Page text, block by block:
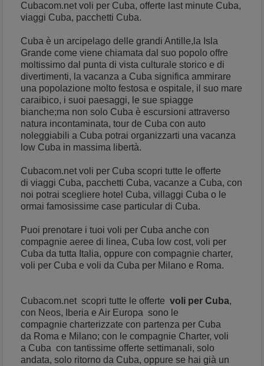
Cubacom.net voli per Cuba, offerte last minute Cuba,
viaggi Cuba, pacchetti Cuba.
Cuba è un arcipelago delle grandi Antille,la Isla
Grande come viene chiamata dal suo popolo offre
moltissimo dal punta di vista culturale storico e di
divertimenti, la vacanza a Cuba significa ammirare
una popolazione molto festosa e ospitale, il suo mare
caraibico, i suoi paesaggi, le sue spiagge
bianche;ma non solo Cuba è escursioni attraverso
natura incontaminata, tour de Cuba con auto
noleggiabili a Cuba potrai organizzarti una vacanza
low Cuba in massima libertà.
Cubacom.net voli per Cuba scopri tutte le offerte
di viaggi Cuba, pacchetti Cuba, vacanze a Cuba, con
noi potrai scegliere hotel Cuba, villaggi Cuba o le
ormai famosissime case particular di Cuba.
Puoi prenotare i tuoi voli per Cuba anche con
compagnie aeree di linea, Cuba low cost, voli per
Cuba da tutta Italia, oppure con compagnie charter,
voli per Cuba e voli da Cuba per Milano e Roma.
Cubacom.net scopri tutte le offertevoli per Cuba,
con Neos, Iberia e Air Europa sono le
compagnie charterizzate con partenza per Cuba
da Roma e Milano; con le compagnie Charter, voli
a Cuba con tantissime offerte settimanali, solo
andata, solo ritorno da Cuba, oppure se hai già un